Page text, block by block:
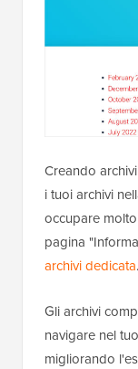
Creando
i tuoi archivi
occupare
pagina
archivi dedicata.
Gli archivi
navigare nel
migliorando